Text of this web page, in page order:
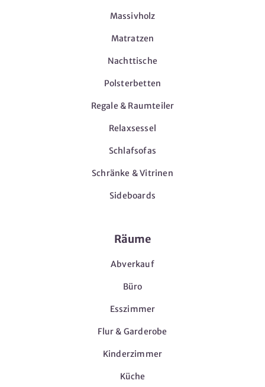
Massivholz
Matratzen
Nachttische
Polsterbetten
Regale & Raumteiler
Relaxsessel
Schlafsofas
Schränke & Vitrinen
Sideboards
Räume
Abverkauf
Büro
Esszimmer
Flur & Garderobe
Kinderzimmer
Küche